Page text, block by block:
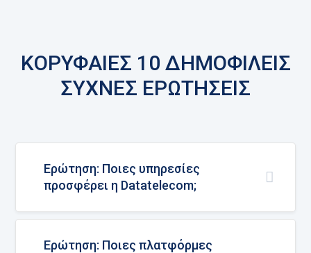
ΚΟΡΥΦΑΙΕΣ 10 ΔΗΜΟΦΙΛΕΙΣ
ΣΥΧΝΕΣ ΕΡΩΤΗΣΕΙΣ
Ερώτηση: Ποιες υπηρεσίες
προσφέρει η Datatelecom;
Ερώτηση: Ποιες πλατφόρμες